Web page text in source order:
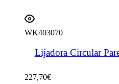
WK403070
Lijadora Circular
227,70€